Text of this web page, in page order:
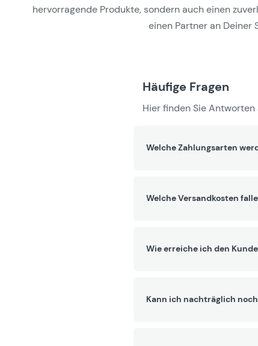
hervorragende Produkte, sondern auch einen
einen Partner an Deiner
Häufige Fragen
Hier finden Sie
Welche Zahlungsarten
Welche Versandkosten
Wie erreiche ich den
Kann ich nachträglich